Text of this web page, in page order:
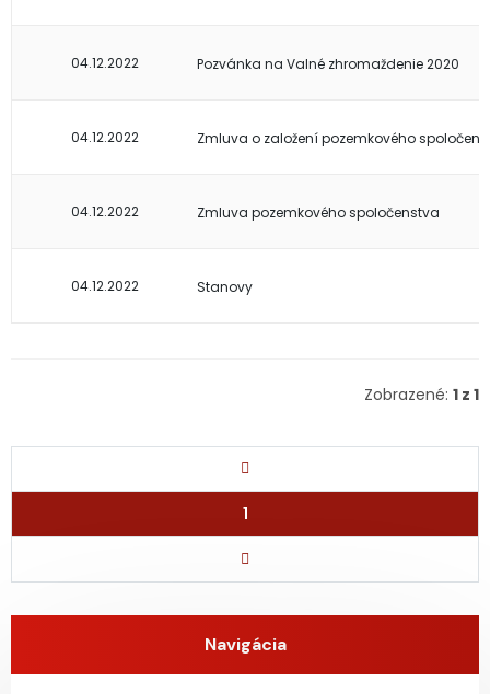
04.12.2022 Pozvánka na Valné zhromaždenie 2020
04.12.2022 Zmluva o založení pozemkového
04.12.2022 Zmluva pozemkového spoločenstva
04.12.2022 Stanovy
Zobrazené: 1 z 1
1
Navigácia